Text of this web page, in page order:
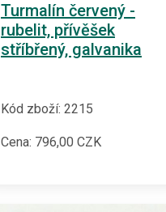
Turmalín červený -
rubelit, přívěšek
stříbřený, galvanika
Kód zboží: 2215
Cena: 796,00 CZK